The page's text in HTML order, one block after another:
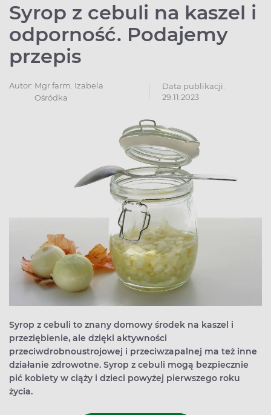
Syrop z cebuli na kaszel i
odporność. Podajemy
przepis
Autor: Mgr farm. Izabela
Ośródka
Data publikacji:
29.11.2023
Syrop z cebuli to znany domowy środek na kaszel i
przeziębienie, ale dzięki aktywności
przeciwdrobnoustrojowej i przeciwzapalnej ma też inne
działanie zdrowotne. Syrop z cebuli mogą bezpiecznie
pić kobiety w ciąży i dzieci powyżej pierwszego roku
życia.